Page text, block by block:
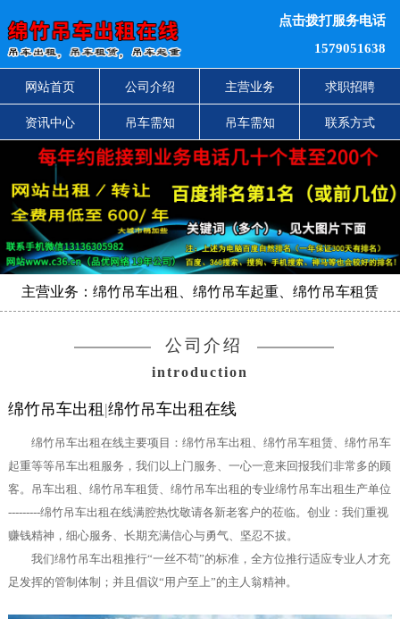
点击拨打服务电话
1579051638
网站首页 公司介绍 主营业务 求职招聘
资讯中心 吊车需知 吊车需知 联系方式
主营业务：绵竹吊车出租、绵竹吊车起重、绵竹吊车租赁
公司介绍
introduction
绵竹吊车出租 |绵竹吊车出租在线
绵竹吊车出租在线主要项目：绵竹吊车出租、绵竹吊车租赁、绵竹吊车
起重等等吊车出租服务，我们以上门服务、一心一意来回报我们非常多的顾
客。吊车出租、绵竹吊车租赁、绵竹吊车出租的专业绵竹吊车出租生产单位
---------绵竹吊车出租在线满腔热忱敬请各新老客户的莅临。创业：我们重视
赚钱精神，细心服务、长期充满信心与勇气、坚忍不拔。
我们绵竹吊车出租推行“一丝不苟”的标准，全方位推行适应专业人才充
足发挥的管制体制；并且倡议“用户至上”的主人翁精神。